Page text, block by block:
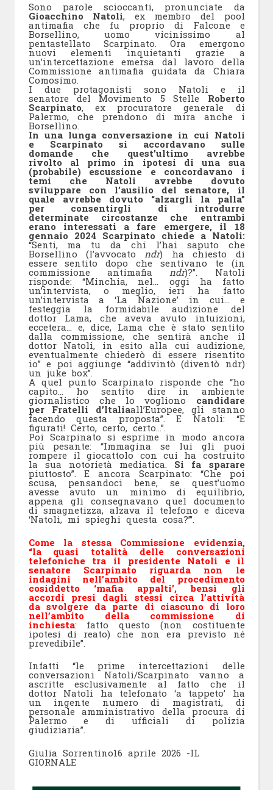
Sono parole scioccanti, pronunciate da
Gioacchino Natoli, ex membro del pool
antimafia che fu proprio di Falcone e
Borsellino, uomo vicinissimo al
pentastellato Scarpinato. Ora emergono
nuovi elementi inquietanti grazie a
un’intercettazione emersa dal lavoro della
Commissione antimafia guidata da Chiara
Comosimo.
I due protagonisti sono Natoli e il
senatore del Movimento 5 Stelle Roberto
Scarpinato, ex procuratore generale di
Palermo, che prendono di mira anche i
Borsellino.
In una lunga conversazione in cui Natoli
e Scarpinato si accordavano sulle
domande che quest’ultimo avrebbe
rivolto al primo in ipotesi di una sua
(probabile) escussione e concordavano i
temi che Natoli avrebbe dovuto
sviluppare con l’ausilio del senatore, il
quale avrebbe dovuto “alzargli la palla”
per consentirgli di introdurre
determinate circostanze che entrambi
erano interessati a fare emergere, il 18
gennaio 2024 Scarpinato chiede a Natoli:
“Senti, ma tu da chi l’hai saputo che
Borsellino (l’avvocatondr) ha chiesto di
essere sentito dopo che sentivano te (in
commissione antimafiandr)?”. Natoli
risponde: “Minchia, nel… oggi ha fatto
un’intervista, o meglio, ieri ha fatto
un’intervista a ‘La Nazione’ in cui… e
festeggia la formidabile audizione del
dottor Lama, che aveva avuto intuizioni,
eccetera… e, dice, Lama che è stato sentito
dalla commissione, che sentirà anche il
dottor Natoli, in esito alla cui audizione,
eventualmente chiederò di essere risentito
io” e poi aggiunge “addivintò (diventò ndr)
un juke box”.
A quel punto Scarpinato risponde che “ho
capito… ho sentito dire in ambiente
giornalistico che lo vogliono candidare
per Fratelli d’Italiaall’Europee, gli stanno
facendo questa proposta”. E Natoli: “E
figurati! Certo, certo, certo…”.
Poi Scarpinato si esprime in modo ancora
più pesante: “Immagina se lui gli puoi
rompere il giocattolo con cui ha costruito
la sua notorietà mediatica. Si fa sparare
piuttosto”. E ancora Scarpinato: “Che poi
scusa, pensandoci bene, se quest’uomo
avesse avuto un minimo di equilibrio,
appena gli consegnavano quel documento
di smagnetizza, alzava il telefono e diceva
‘Natoli, mi spieghi questa cosa?’”.
Come la stessa Commissione evidenzia,
“la quasi totalità delle conversazioni
telefoniche tra il presidente Natoli e il
senatore Scarpinato riguarda non le
indagini nell’ambito del procedimento
cosiddetto ‘mafia appalti’, bensì gli
accordi presi dagli stessi circa l’attività
da svolgere da parte di ciascuno di loro
nell’ambito della commissione di
inchiesta: fatto questo (non costituente
ipotesi di reato) che non era previsto né
prevedibile”.
Infatti “le prime intercettazioni delle
conversazioni Natoli/Scarpinato vanno a
ascritte esclusivamente al fatto che il
dottor Natoli ha telefonato ‘a tappeto’ ha
un ingente numero di magistrati, di
personale amministrativo della procura di
Palermo e di ufficiali di polizia
giudiziaria”.
Giulia Sorrentino16 aprile 2026 -IL
GIORNALE